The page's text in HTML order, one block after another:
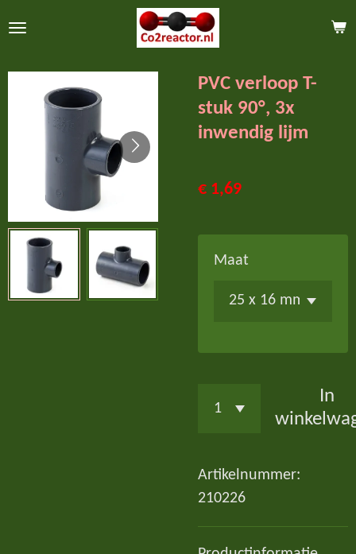
Ga
hoofdinhoud
PVC verloop T-
stuk 90°, 3x
inwendig lijm
€ 1,69
Maat
In
Artikelnummer:
210226